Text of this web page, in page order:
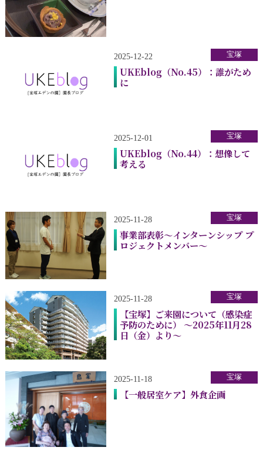
2025-12-22
UKEblog（No.45）：誰がため
に
宝塚
2025-12-01
UKEblog（No.44）：想像して
考える
宝塚
2025-11-28
事業部表彰～インターンシップ プ
ロジェクトメンバー～
宝塚
2025-11-28
【宝塚】ご来園について（感染症
予防のために） ～2025年11月28
日（金）より～
宝塚
2025-11-18
【一般居室ケア】外食企画
宝塚